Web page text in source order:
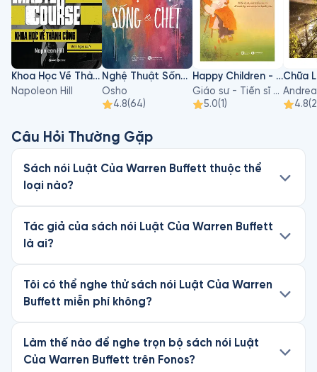
Khoa Học Về Thành Công
Napoleon Hill
Nghệ Thuật Sống Và Chết
Osho
4.8(64)
Happy Children - Hiểu Về Sự Phát Triển Của Trẻ Để Nuôi Dạy Con An Lạc Và Hạnh Phúc
Giáo sư - Tiến sĩ Hà Vĩnh Thọ
5.0(1)
4.8(
Câu Hỏi Thường Gặp
Sách nói Luật Của Warren Buffett thuộc thể
loại nào?
Tác giả của sách nói Luật Của Warren Buffett
là ai?
Tôi có thể nghe thử sách nói Luật Của Warren
Buffett miễn phí không?
Làm thế nào để nghe trọn bộ sách nói Luật
Của Warren Buffett trên Fonos?